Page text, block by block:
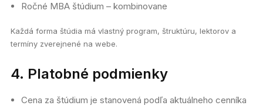
Ročné MBA štúdium – kombinovane
Každá forma štúdia má vlastný program, štruktúru, lektorov a
termíny zverejnené na webe.
4. Platobné podmienky
Cena za štúdium je stanovená podľa aktuálneho cenníka